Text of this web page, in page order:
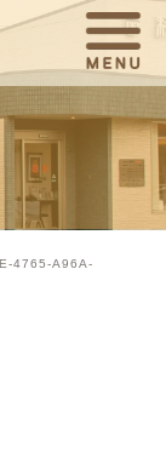
4765-A96A-